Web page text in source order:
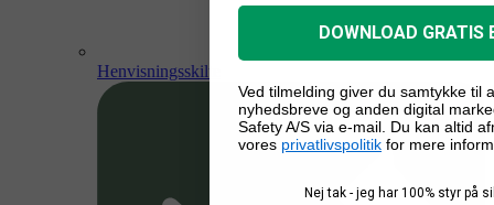
Henvisningsskilte
DOWNLOAD GRATIS
Ved tilmelding giver du samtykke til
nyhedsbreve og anden digital
Safety A/S via e-mail. Du kan altid
vores privatlivspolitik for mere
Nej tak - jeg har 100% styr på